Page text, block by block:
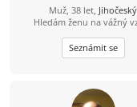
Muž, 38 let, Jihočeský
Hledám ženu na vážný
Seznámit se